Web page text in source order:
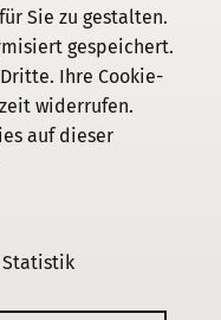
Sie zu gestalten.
gespeichert.
Ihre Cookie-
widerrufen.
auf dieser
Statistik